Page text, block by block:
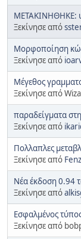
ΜΕΤΑΚΙΝΗΘΗΚΕ:
Ξεκίνησε από
Μορφοποίηση
Ξεκίνησε από
Μέγεθος
Ξεκίνησε από
παραδείγματα
Ξεκίνησε από
Πολλαπλες
Ξεκίνησε από
Νέα έκδοση 0.94
Ξεκίνησε από
Εσφαλμένος
Ξεκίνησε από